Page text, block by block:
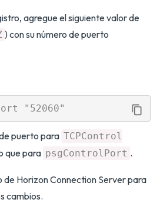
agregue el siguiente valor de
) con su número de puerto
puerto para TCPControl
que para psgControlPort .
de Horizon Connection Server para
cambios.